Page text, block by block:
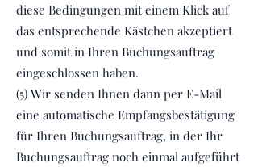
diese Bedingungen mit einem Klick auf
das entsprechende Kästchen akzeptiert
und somit in Ihren Buchungsauftrag
eingeschlossen haben.
(5) Wir senden Ihnen dann per E-Mail
eine automatische Empfangsbestätigung
für Ihren Buchungsauftrag, in der Ihr
Buchungsauftrag noch einmal aufgeführt